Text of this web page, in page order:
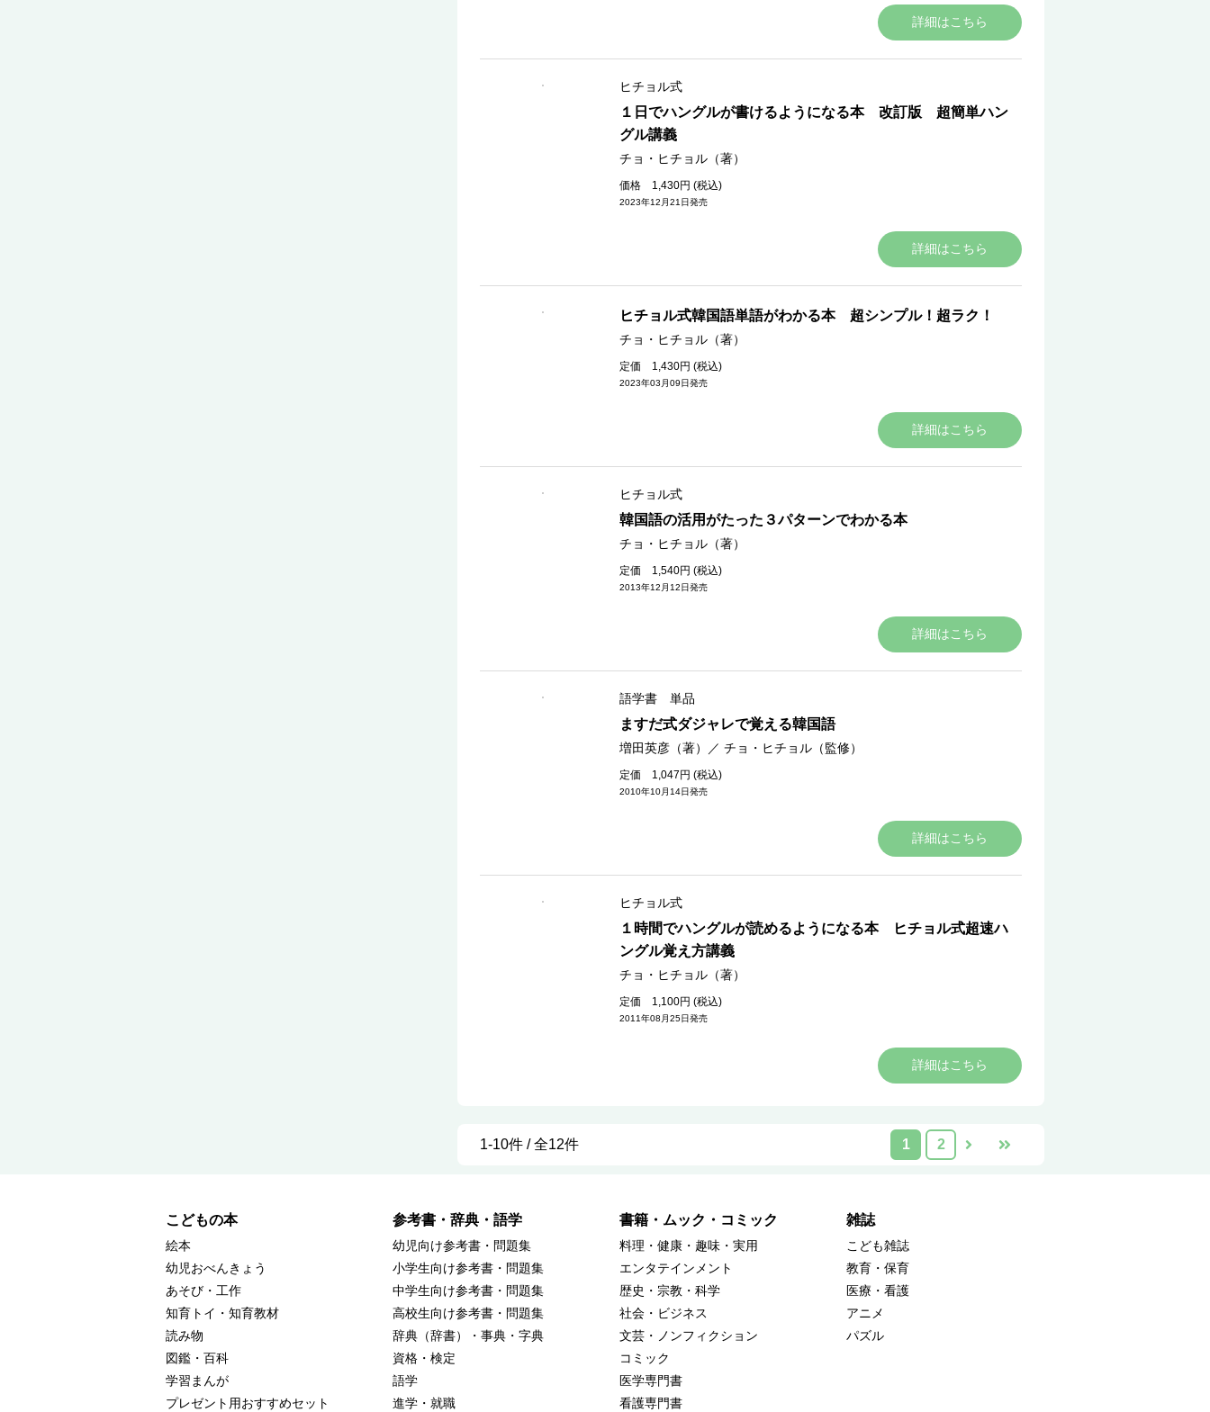
詳細はこちら
ヒチョル式
１日でハングルが書けるようになる本 改訂版 超簡単ハン
グル講義
チョ・ヒチョル（著）
価格 1,430円 (税込)
2023年12月21日発売
詳細はこちら
ヒチョル式韓国語単語がわかる本 超シンプル！超ラク！
チョ・ヒチョル（著）
定価 1,430円 (税込)
2023年03月09日発売
詳細はこちら
ヒチョル式
韓国語の活用がたった３パターンでわかる本
チョ・ヒチョル（著）
定価 1,540円 (税込)
2013年12月12日発売
詳細はこちら
語学書 単品
ますだ式ダジャレで覚える韓国語
増田英彦（著） ／ チョ・ヒチョル（監修）
定価 1,047円 (税込)
2010年10月14日発売
詳細はこちら
ヒチョル式
１時間でハングルが読めるようになる本 ヒチョル式超速ハ
ングル覚え方講義
チョ・ヒチョル（著）
定価 1,100円 (税込)
2011年08月25日発売
詳細はこちら
1-10件 / 全12件 1 2
こどもの本
絵本
幼児おべんきょう
あそび・工作
知育トイ・知育教材
読み物
図鑑・百科
学習まんが
プレゼント用おすすめセット
参考書・辞典・語学
幼児向け参考書・問題集
小学生向け参考書・問題集
中学生向け参考書・問題集
高校生向け参考書・問題集
辞典（辞書）・事典・字典
資格・検定
語学
進学・就職
書籍・ムック・コミック
料理・健康・趣味・実用
エンタテインメント
歴史・宗教・科学
社会・ビジネス
文芸・ノンフィクション
コミック
医学専門書
看護専門書
雑誌
こども雑誌
教育・保育
医療・看護
アニメ
パズル